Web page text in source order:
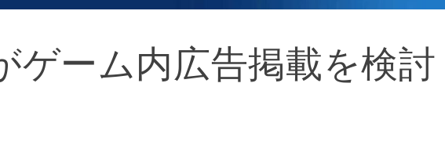
ゲーム内広告掲載を検討